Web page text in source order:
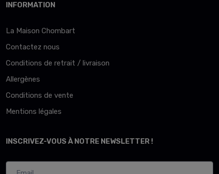
INFORMATION
La Maison Chombart
Contactez nous
Conditions de retrait / livraison
Allergènes
Conditions de vente
Mentions légales
INSCRIVEZ-VOUS À NOTRE NEWSLETTER !